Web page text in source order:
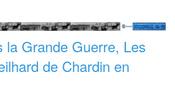
la Grande Guerre, Les
de Chardin en